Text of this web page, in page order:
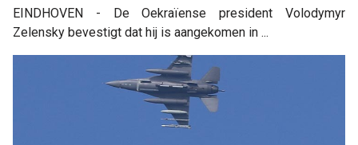
EINDHOVEN - De Oekraïense president Volodymyr
Zelensky bevestigt dat hij is aangekomen in ...